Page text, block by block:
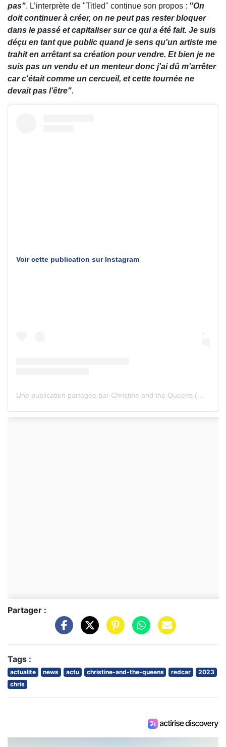
pas". L’interprète de "Titled" continue son propos : "On
doit continuer à créer, on ne peut pas rester bloquer
dans le passé et capitaliser sur ce qui a été fait. Je suis
déçu en tant que public quand je sens qu'un artiste me
trahit en arrêtant sa création pour vendre. Et bien je ne
suis pas un vendu et un menteur donc j'ai dû m'arrêter
car c'était comme un cercueil, et cette tournée ne
devait pas l’être".
Voir cette publication sur Instagram
Une publication partagée par Christine and the Queens (@christineandthequeens)
Partager :
Tags :
actualite news actu christine-and-the-queens redcar
2023
chris